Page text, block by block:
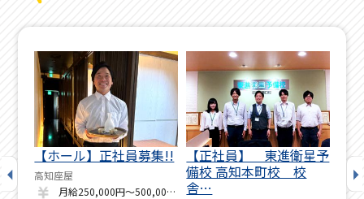
【ホール】正社員募集!!
高知座屋
月給250,000円～500,000円
【正社員】 東進衛星予
備校 高知本町校 校
舎…
【
タ…